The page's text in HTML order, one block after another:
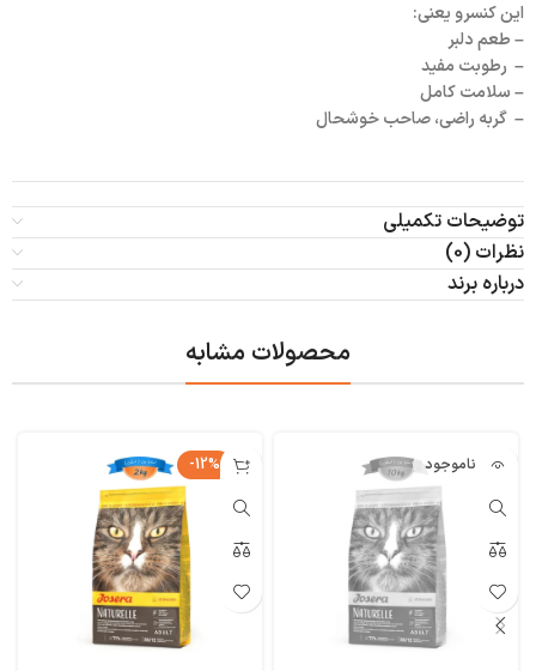
این کنسرو یعنی:
– طعم دلبر
– رطوبت مفید
– سلامت کامل
– گربه راضی، صاحب خوشحال
توضیحات تکمیلی
نظرات (0)
درباره برند
محصولات مشابه
ناموجود -12%